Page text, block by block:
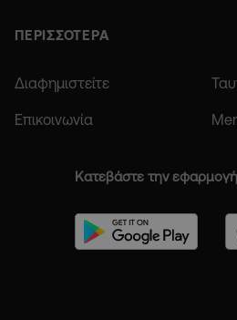
ΠΕΡΙΣΣΟΤΕΡΑ
Διαφημιστείτε
Επικοινωνία
Κατεβάστε την